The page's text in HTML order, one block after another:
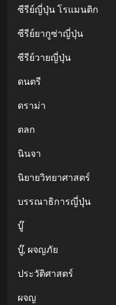
ซีรีย์ญี่ปุ่น โรแมนติก
ซีรีย์ยากูซ่าญี่ปุ่น
ซีรีย์วายญี่ปุ่น
ดนตรี
ดราม่า
ตลก
นินจา
นิยายวิทยาศาสตร์
บรรณาธิการญี่ปุ่น
บู๊
บู๊, ผจญภัย
ประวัติศาสตร์
ผจญ